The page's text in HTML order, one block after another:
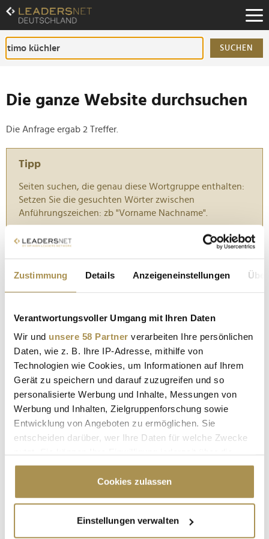
Zustimmung Details Anzeigeneinstellungen
Verantwortungsvoller Umgang mit Ihren Daten
Wir und unsere 58 Partner verarbeiten Ihre persönlichen
Daten, wie z. B. Ihre IP-Adresse, mithilfe von
Technologien wie Cookies, um Informationen auf Ihrem
Gerät zu speichern und darauf zuzugreifen und so
personalisierte Werbung und Inhalte, Messungen von
Werbung und Inhalten, Zielgruppenforschung sowie
Entwicklung von Angeboten zu ermöglichen. Sie
entscheiden darüber, wer Ihre Daten für welche Zwecke
Cookie-Erklärung oder durch Klicken auf das Privacy
Trigger Symbol ändern oder widerrufen
Informationen über Ihre geografische Lage
Cookies zulassen
Einstellungen verwalten
Zum
Inhalt
Zur
Fußzeilen-
Navigation
SUCHEN
Die ganze Website durchsuchen
Die Anfrage ergab 2 Treffer.
Tipp
Seiten suchen, die genau diese Wortgruppe enthalten:
Setzen Sie die gesuchten Wörter zwischen
Anführungszeichen: zb "Vorname Nachname".
Handwerkskunst sichert sich die neue AURELIA-Kollektion
von Ehinger Schwarz 1876 den renommierten German Design
Award 2026 in der Kategorie "Luxury Goods". Die feingliedrige
Formensprache von Designer Timo Küchler verbindet digitale
Präzision mit...
Timo Küchler: "CHARLOTTE entfaltet neue Facetten
– Die ikonische Wechselring-Kollektion startet mit...
Eine innovative Technik, neuartige Materialien und
poetisches Design: Die traditionsreiche Schmuckmanufaktur
präsentiert eine sehnsüchtig erwartete Erweiterung ihrer
modularen CHARLOTTE Kollektion. Von patentierter Mechanik
über labgrown Diamonds bis hin zu faszinierenden
Farbsteinen – die neue...